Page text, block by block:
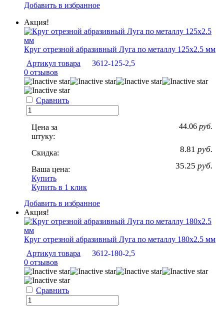
Добавить в избранное
Акция!
Круг отрезной абразивный Луга по металлу 125х2.5 мм
Артикул товара
3612-125-2,5
0 отзывов
Сравнить
Цена за
штуку:
44.06 руб.
Скидка: 8.81 руб.
Ваша цена: 35.25 руб.
Купить
Купить в 1 клик
Добавить в избранное
Акция!
Круг отрезной абразивный Луга по металлу 180х2.5 мм
Артикул товара
3612-180-2,5
0 отзывов
Сравнить